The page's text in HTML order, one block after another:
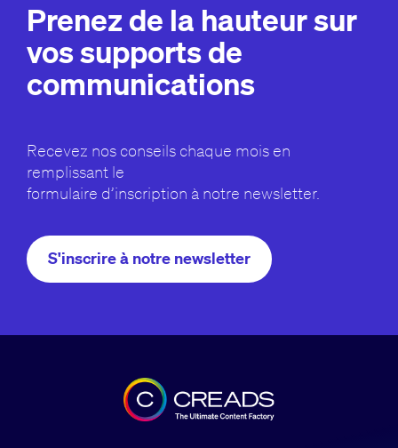
Prenez de la hauteur sur
vos supports de
communications
Recevez nos conseils chaque mois en
remplissant le
formulaire d’inscription à notre newsletter.
S'inscrire à notre newsletter